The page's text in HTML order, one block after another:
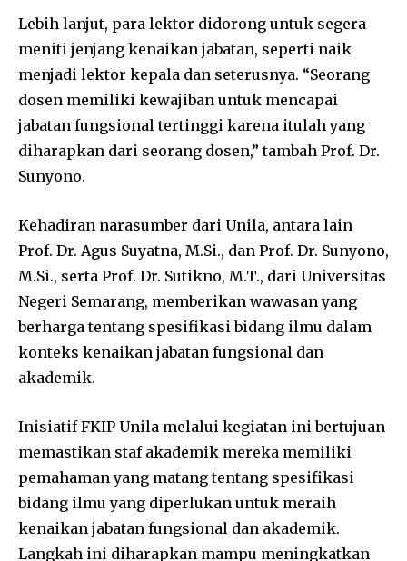
Lebih lanjut, para lektor didorong untuk segera
meniti jenjang kenaikan jabatan, seperti naik
menjadi lektor kepala dan seterusnya. “Seorang
dosen memiliki kewajiban untuk mencapai
jabatan fungsional tertinggi karena itulah yang
diharapkan dari seorang dosen,” tambah Prof. Dr.
Sunyono.
Kehadiran narasumber dari Unila, antara lain
Prof. Dr. Agus Suyatna, M.Si., dan Prof. Dr. Sunyono,
M.Si., serta Prof. Dr. Sutikno, M.T., dari Universitas
Negeri Semarang, memberikan wawasan yang
berharga tentang spesifikasi bidang ilmu dalam
konteks kenaikan jabatan fungsional dan
akademik.
Inisiatif FKIP Unila melalui kegiatan ini bertujuan
memastikan staf akademik mereka memiliki
pemahaman yang matang tentang spesifikasi
bidang ilmu yang diperlukan untuk meraih
kenaikan jabatan fungsional dan akademik.
Langkah ini diharapkan mampu meningkatkan